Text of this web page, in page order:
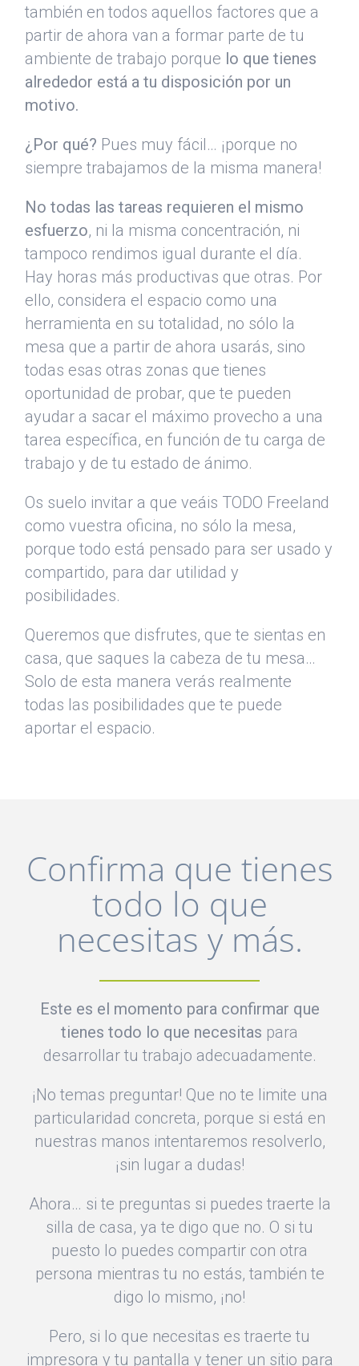
también en todos aquellos factores que a
partir de ahora van a formar parte de tu
ambiente de trabajo porque lo que tienes
alrededor está a tu disposición por un
motivo.
¿Por qué? Pues muy fácil… ¡porque no
siempre trabajamos de la misma manera!
No todas las tareas requieren el mismo
esfuerzo, ni la misma concentración, ni
tampoco rendimos igual durante el día.
Hay horas más productivas que otras. Por
ello, considera el espacio como una
herramienta en su totalidad, no sólo la
mesa que a partir de ahora usarás, sino
todas esas otras zonas que tienes
oportunidad de probar, que te pueden
ayudar a sacar el máximo provecho a una
tarea específica, en función de tu carga de
trabajo y de tu estado de ánimo.
Os suelo invitar a que veáis TODO Freeland
como vuestra oficina, no sólo la mesa,
porque todo está pensado para ser usado y
compartido, para dar utilidad y
posibilidades.
Queremos que disfrutes, que te sientas en
casa, que saques la cabeza de tu mesa…
Solo de esta manera verás realmente
todas las posibilidades que te puede
aportar el espacio.
Confirma que tienes
todo lo que
necesitas y más.
Este es el momento para confirmar que
tienes todo lo que necesitas para
desarrollar tu trabajo adecuadamente.
¡No temas preguntar! Que no te limite una
particularidad concreta, porque si está en
nuestras manos intentaremos resolverlo,
¡sin lugar a dudas!
Ahora… si te preguntas si puedes traerte la
silla de casa, ya te digo que no. O si tu
puesto lo puedes compartir con otra
persona mientras tu no estás, también te
digo lo mismo, ¡no!
Pero, si lo que necesitas es traerte tu
impresora y tu pantalla y tener un sitio para